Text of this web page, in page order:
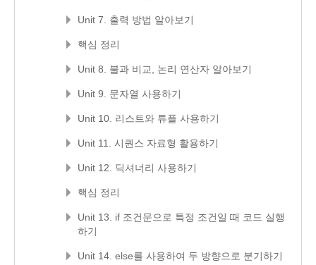
Unit 7. 출력 방법 알아보기
핵심 정리
Unit 8. 불과 비교, 논리 연산자 알아보기
Unit 9. 문자열 사용하기
Unit 10. 리스트와 튜플 사용하기
Unit 11. 시퀀스 자료형 활용하기
Unit 12. 딕셔너리 사용하기
핵심 정리
Unit 13. if 조건문으로 특정 조건일 때 코드 실행
하기
Unit 14. else를 사용하여 두 방향으로 분기하기